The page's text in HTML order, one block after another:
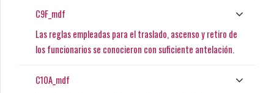
C9F_mdf
Las reglas empleadas para el traslado, ascenso y retiro de
los funcionarios se conocieron con suficiente antelación.
C10A_mdf